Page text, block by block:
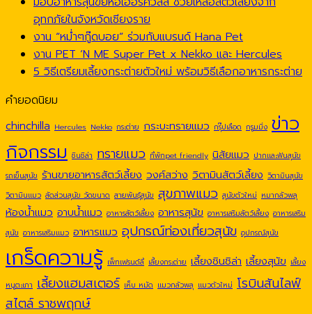
อุทกภัยในจังหวัดเชียงราย
งาน “หม่ำๆกู๊ดบอย” ร่วมกับแบรนด์ Hana Pet
งาน PET ‘N ME Super Pet x Nekko และ Hercules
5 วิธีเตรียมเลี้ยงกระต่ายตัวใหม่ พร้อมวิธีเลือกอาหารกระต่าย
คำยอดนิยม
chinchilla Hercules Nekko กระต่าย กระบะทรายแมว กรุ๊ปเลือด กรูมมิ่ง ข่าว
กิจกรรม ชินชิล่า ทรายแมว ที่พักpet friendly นิสัยแมว ปากและฟันสุนัข
รถเข็นสุนัข ร้านขายอาหารสัตว์เลี้ยง วงศ์สว่าง วิตามินสัตว์เลี้ยง วิตามินสุนัข
วิตามินแมว สัดส่วนสุนัข วัดขนาด สายพันธุ์สุนัข สุขภาพแมว สุนัขตัวใหม่ หมากลัวพลุ
ห้องน้ำแมว อาบน้ำแมว อาหารสัตว์เลี้ยง อาหารสุนัข อาหารเสริมสัตว์เลี้ยง อาหารเสริม
สุนัข อาหารเสริมแมว อาหารแมว อุปกรณ์ท่องเที่ยวสุนัข อุปกรณ์สุนัข
เกร็ดความรู้ เพ็ทเฟรนด์ลี่ เลี้ยงกระต่าย เลี้ยงชินชิล่า เลี้ยงสุนัข เลี้ยง
หนูตะเภา เลี้ยงแฮมสเตอร์ เห็บ หมัด แมวกลัวพลุ แมวตัวใหม่ โรบินสันไลฟ์
สไตล์ ราชพฤกษ์